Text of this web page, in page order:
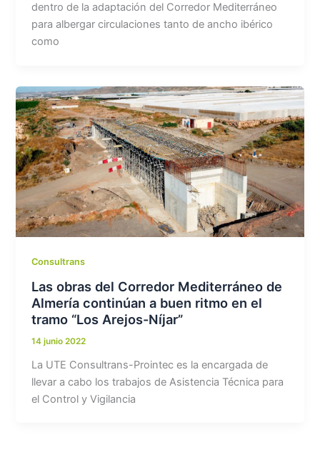
dentro de la adaptación del Corredor Mediterráneo
para albergar circulaciones tanto de ancho ibérico
como
Consultrans
Las obras del Corredor Mediterráneo de
Almería continúan a buen ritmo en el
tramo “Los Arejos-Níjar”
14 junio 2022
La UTE Consultrans-Prointec es la encargada de
llevar a cabo los trabajos de Asistencia Técnica para
el Control y Vigilancia